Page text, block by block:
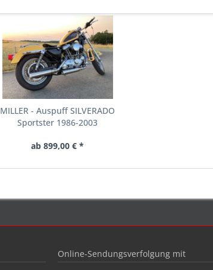
MILLER - Auspuff SILVERADO
Sportster 1986-2003
ab 899,00 € *
Online-Sendungsverfolgung mit